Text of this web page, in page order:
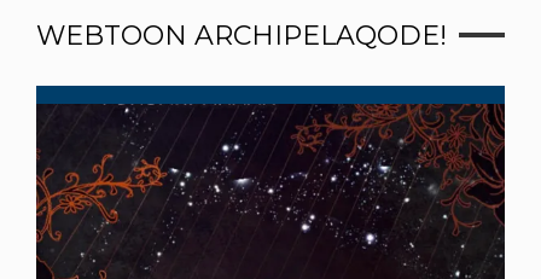
WEBTOON ARCHIPELAQODE!